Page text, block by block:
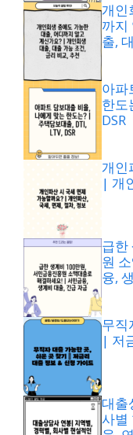
개인
까지
출,
아파
한도
DSR
개인
| 개
급한
원
융,
무직
| 저
대출
사별